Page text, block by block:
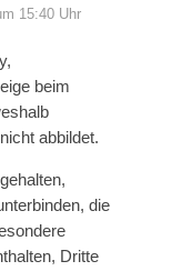
15:40 Uhr
beim
abbildet.
die
Dritte